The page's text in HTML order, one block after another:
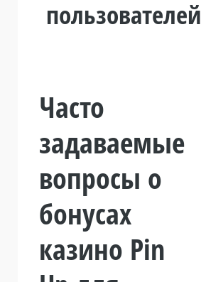
пользователей
Часто
задаваемые
вопросы о
бонусах
казино Pin